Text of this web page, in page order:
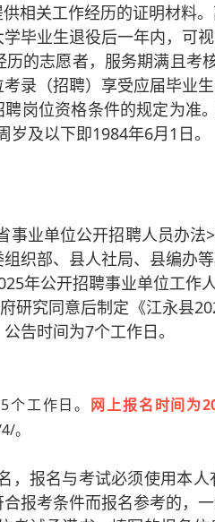
相关工作经历的证明材料
毕业生退役后一年内，可
的志愿者，服务期满且考
录（招聘）享受应届毕业生
岗位资格条件的规定为准
及以下即1984年6月1日。
事业单位公开招聘人员办
织部、县人社局、县编办
年公开招聘事业单位工作
研究同意后制定《江永县
告时间为7个工作日。
工作日。 网上报名时间为
。
报名与考试必须使用本人
报考条件而报名参考的，一